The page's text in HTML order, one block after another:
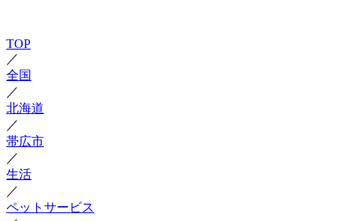
TOP
／
全国
／
北海道
／
帯広市
／
生活
／
ペットサービス